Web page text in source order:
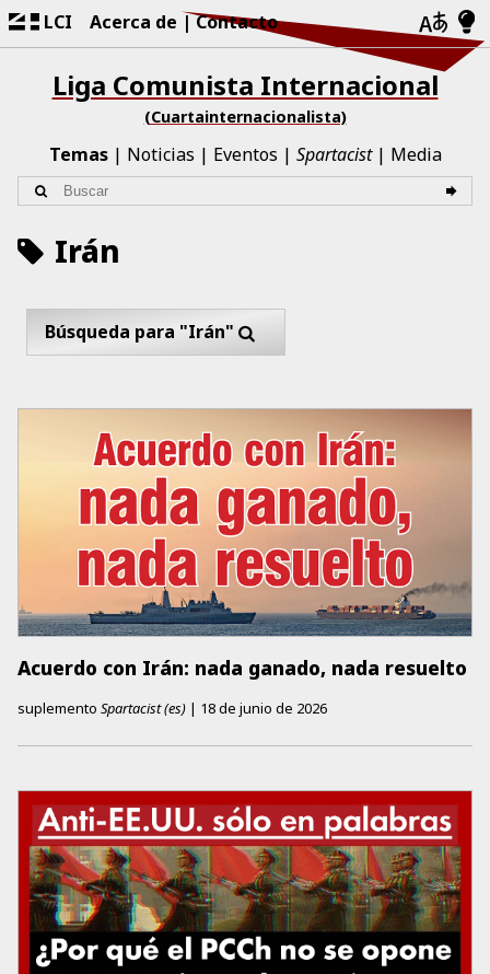
LCI Acerca de Contacto
Liga Comunista Internacional
(Cuartainternacionalista)
Temas Noticias Eventos Spartacist Media
Irán
Búsqueda para "Irán"
Acuerdo con Irán: nada ganado, nada resuelto
suplemento Spartacist (es) | 18 de junio de 2026